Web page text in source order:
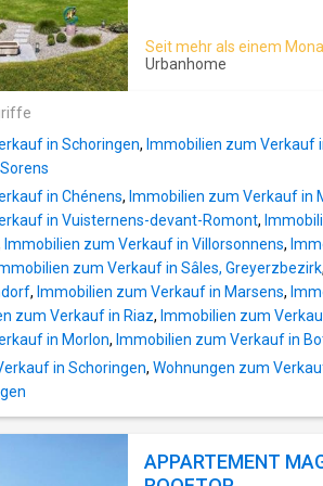
m2Wohnraum von
m2Privatgarten von
mit ze
und die Freiburger
schönen Grundstück
außergewöhnlicher
Keller bis zum
Stockwerke mit einem
Fortbewegung
Verbrauchsergebnisse
feststellen, dass die
aktuellen
Fenster, zusätzliche
Wärmepumpe usw.Es
die bis zu 7 Autos +
Seit mehr als einem
Urbanhome
in Schoringen, Immobilien zum Verkauf
in Chénens, Immobilien zum Verkauf in
in Vuisternens-devant-Romont,
Immobilien zum Verkauf in Villorsonnens,
zum Verkauf in Sâles, Greyerzbezirk,
, Immobilien zum Verkauf in Marsens,
zum Verkauf in Riaz, Immobilien zum
in Morlon, Immobilien zum Verkauf in
in Schoringen, Wohnungen zum
APPARTEMENT